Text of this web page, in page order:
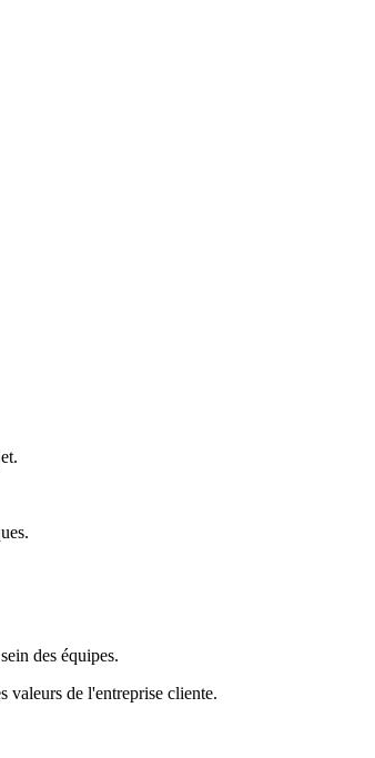
des équipes.
valeurs de l'entreprise cliente.